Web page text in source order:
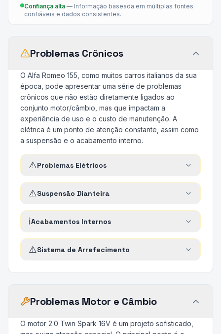
Confiança alta — Informação baseada em múltiplas fontes
confiáveis e dados consistentes.
Problemas Crônicos
O Alfa Romeo 155, como muitos carros italianos da sua
época, pode apresentar uma série de problemas
crônicos que não estão diretamente ligados ao
conjunto motor/câmbio, mas que impactam a
experiência de uso e o custo de manutenção. A
elétrica é um ponto de atenção constante, assim como
a suspensão e o acabamento interno.
⚠️Problemas Elétricos
⚠️Suspensão Dianteira
ℹ️Acabamentos Internos
⚠️Sistema de Arrefecimento
Problemas Motor e Câmbio
O motor 2.0 Twin Spark 16V é um projeto sofisticado,